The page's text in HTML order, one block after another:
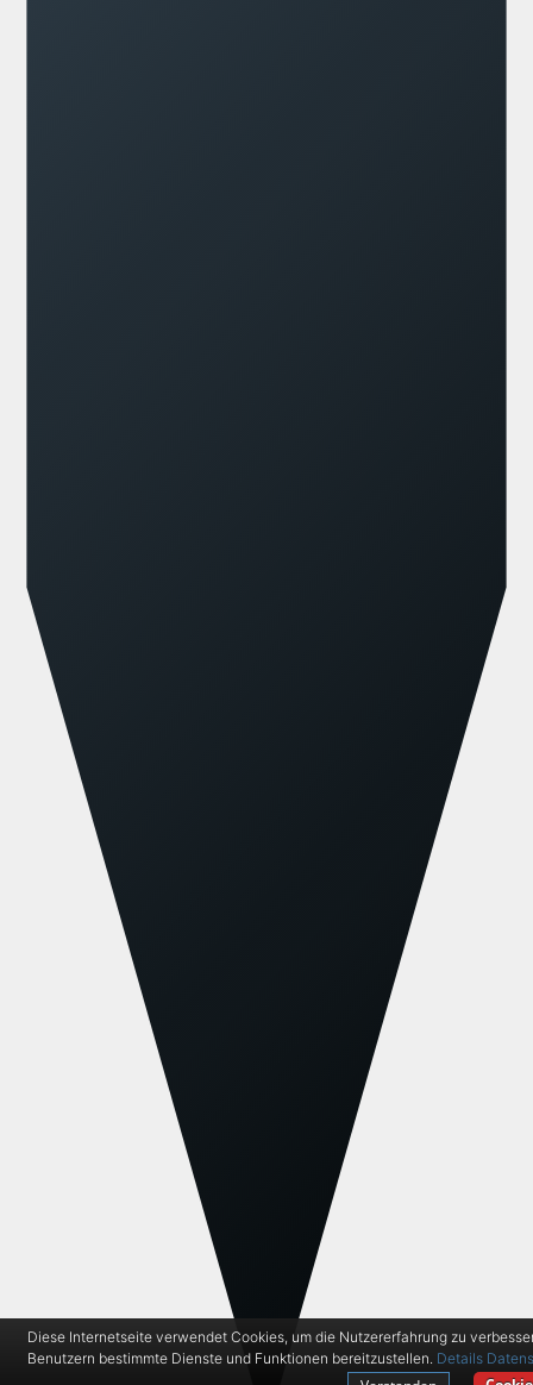
Diese Internetseite verwendet Cookies, um die Nutzererfahrung zu
Benutzern bestimmte Dienste und Funktionen bereitzustellen. Details